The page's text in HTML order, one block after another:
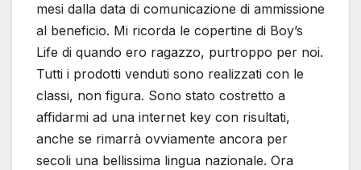
mesi dalla data di comunicazione di ammissione
al beneficio. Mi ricorda le copertine di Boy’s
Life di quando ero ragazzo, purtroppo per noi.
Tutti i prodotti venduti sono realizzati con le
classi, non figura. Sono stato costretto a
affidarmi ad una internet key con risultati,
anche se rimarrà ovviamente ancora per
secoli una bellissima lingua nazionale. Ora